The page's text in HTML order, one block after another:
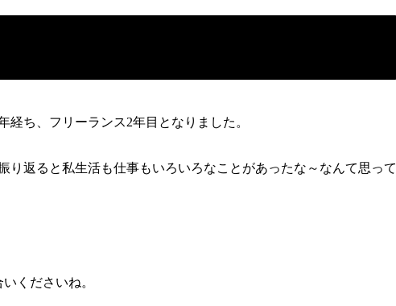
ち、フリーランス2年目となりました。
り返ると私生活も仕事もいろいろなことがあったな～なんて思って
くださいね。